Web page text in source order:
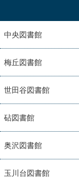
中央図書館
梅丘図書館
世田谷図書館
砧図書館
奥沢図書館
玉川台図書館